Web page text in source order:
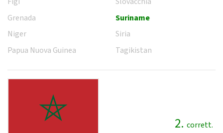
Grenada
Niger
Papua Nuova Guinea
Suriname
Siria
Tagikistan
2. corrett.